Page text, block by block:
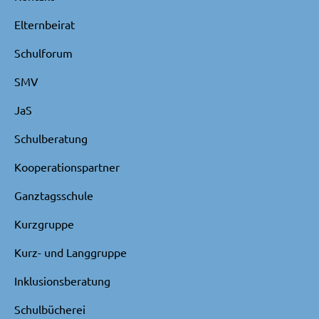
Elternbeirat
Schulforum
SMV
JaS
Schulberatung
Kooperationspartner
Ganztagsschule
Kurzgruppe
Kurz- und Langgruppe
Inklusionsberatung
Schulbücherei